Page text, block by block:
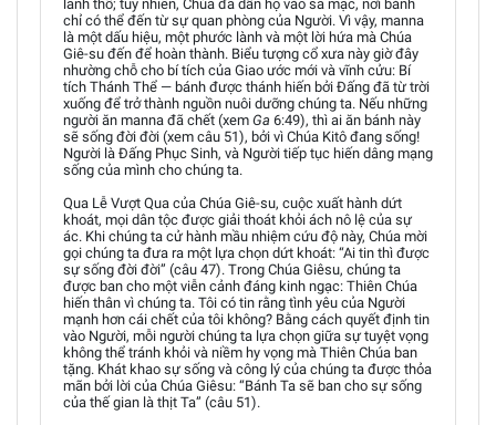
lãnh thổ; tuy nhiên, Chúa đã dẫn họ vào sa mạc, nơi bánh
chỉ có thể đến từ sự quan phòng của Người. Vì vậy, manna
là một dấu hiệu, một phước lành và một lời hứa mà Chúa
Giê-su đến để hoàn thành. Biểu tượng cổ xưa này giờ đây
nhường chỗ cho bí tích của Giao ước mới và vĩnh cửu: Bí
tích Thánh Thể — bánh được thánh hiến bởi Đấng đã từ trời
xuống để trở thành nguồn nuôi dưỡng chúng ta. Nếu những
người ăn manna đã chết (xem Ga 6:49), thì ai ăn bánh này
sẽ sống đời đời (xem câu 51), bởi vì Chúa Kitô đang sống!
Người là Đấng Phục Sinh, và Người tiếp tục hiến dâng mạng
sống của mình cho chúng ta.
Qua Lễ Vượt Qua của Chúa Giê-su, cuộc xuất hành dứt
khoát, mọi dân tộc được giải thoát khỏi ách nô lệ của sự
ác. Khi chúng ta cử hành mầu nhiệm cứu độ này, Chúa mời
gọi chúng ta đưa ra một lựa chọn dứt khoát: “Ai tin thì được
sự sống đời đời” (câu 47). Trong Chúa Giêsu, chúng ta
được ban cho một viễn cảnh đáng kinh ngạc: Thiên Chúa
hiến thân vì chúng ta. Tôi có tin rằng tình yêu của Người
mạnh hơn cái chết của tôi không? Bằng cách quyết định tin
vào Người, mỗi người chúng ta lựa chọn giữa sự tuyệt vọng
không thể tránh khỏi và niềm hy vọng mà Thiên Chúa ban
tặng. Khát khao sự sống và công lý của chúng ta được thỏa
mãn bởi lời của Chúa Giêsu: “Bánh Ta sẽ ban cho sự sống
của thế gian là thịt Ta” (câu 51).